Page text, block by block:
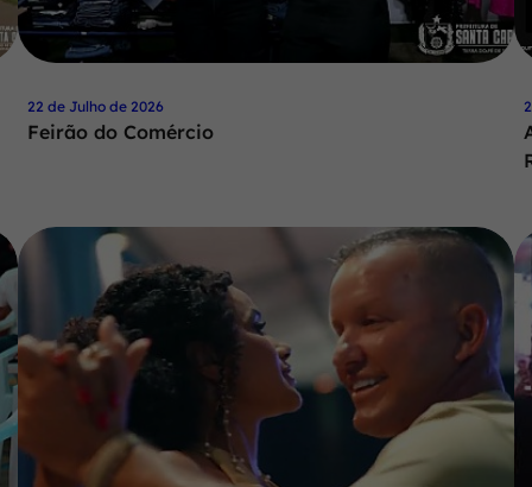
22 de Julho de 2026
Feirão do Comércio